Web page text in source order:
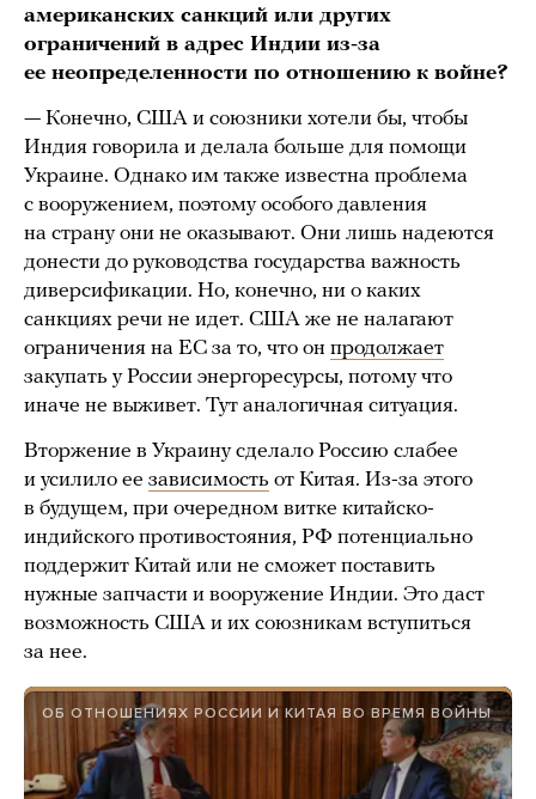
американских санкций или других
ограничений в адрес Индии из-за
ее неопределенности по отношению к войне?
— Конечно, США и союзники хотели бы, чтобы
Индия говорила и делала больше для помощи
Украине. Однако им также известна проблема
с вооружением, поэтому особого давления
на страну они не оказывают. Они лишь надеются
донести до руководства государства важность
диверсификации. Но, конечно, ни о каких
санкциях речи не идет. США же не налагают
ограничения на ЕС за то, что он продолжает
закупать у России энергоресурсы, потому что
иначе не выживет. Тут аналогичная ситуация.
Вторжение в Украину сделало Россию слабее
и усилило ее зависимость от Китая. Из-за этого
в будущем, при очередном витке китайско-
индийского противостояния, РФ потенциально
поддержит Китай или не сможет поставить
нужные запчасти и вооружение Индии. Это даст
возможность США и их союзникам вступиться
за нее.
ОБ ОТНОШЕНИЯХ РОССИИ И КИТАЯ ВО ВРЕМЯ ВОЙНЫ